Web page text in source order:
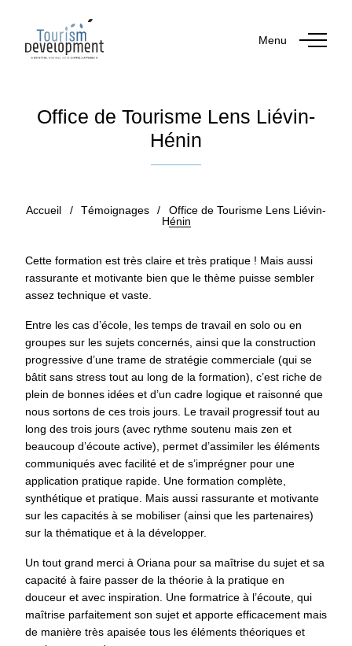
Menu
Office de Tourisme Lens Liévin-
Hénin
Accueil / Témoignages /
Office de Tourisme Lens Liévin-
Hénin
Cette formation est très claire et très pratique ! Mais aussi
rassurante et motivante bien que le thème puisse sembler
assez technique et vaste.
Entre les cas d’école, les temps de travail en solo ou en
groupes sur les sujets concernés, ainsi que la construction
progressive d’une trame de stratégie commerciale (qui se
bâtit sans stress tout au long de la formation), c’est riche de
plein de bonnes idées et d’un cadre logique et raisonné que
nous sortons de ces trois jours. Le travail progressif tout au
long des trois jours (avec rythme soutenu mais zen et
beaucoup d’écoute active), permet d’assimiler les éléments
communiqués avec facilité et de s’imprégner pour une
application pratique rapide. Une formation complète,
synthétique et pratique. Mais aussi rassurante et motivante
sur les capacités à se mobiliser (ainsi que les partenaires)
sur la thématique et à la développer.
Un tout grand merci à Oriana pour sa maîtrise du sujet et sa
capacité à faire passer de la théorie à la pratique en
douceur et avec inspiration. Une formatrice à l’écoute, qui
maîtrise parfaitement son sujet et apporte efficacement mais
de manière très apaisée tous les éléments théoriques et